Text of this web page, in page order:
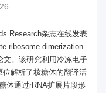
Research杂志在线发表
ribosome dimerization
文。该研究利用冷冻电子
解析了核糖体的翻译活
体通过rRNA扩展片段形